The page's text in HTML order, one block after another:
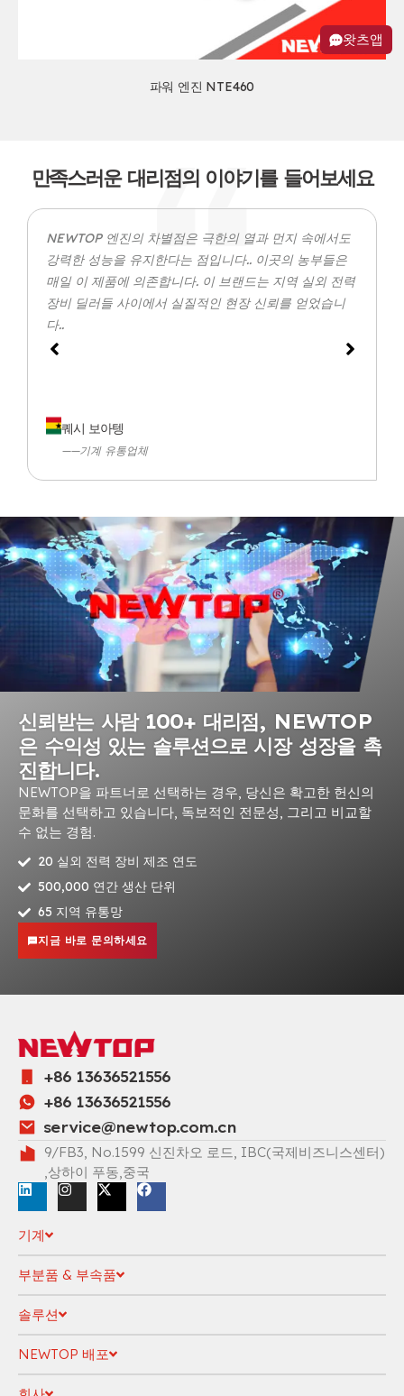
파워 엔진 NTE460
만족스러운 대리점의 이야기를 들어보세요
NEWTOP 엔진의 차별점은 극한의 열과 먼지 속에서도
강력한 성능을 유지한다는 점입니다.. 이곳의 농부들은
매일 이 제품에 의존합니다. 이 브랜드는 지역 실외 전력
장비 딜러들 사이에서 실질적인 현장 신뢰를 얻었습니
다..
퀘시 보아텡
——기계 유통업체
신뢰받는 사람 100+ 대리점, NEWTOP
은 수익성 있는 솔루션으로 시장 성장을 촉
진합니다.
NEWTOP을 파트너로 선택하는 경우, 당신은 확고한 헌신의
문화를 선택하고 있습니다, 독보적인 전문성, 그리고 비교할
수 없는 경험.
20 실외 전력 장비 제조 연도
500,000 연간 생산 단위
65 지역 유통망
지금 바로 문의하세요
+86 13636521556
+86 13636521556
service@newtop.com.cn
9/FB3, No.1599 신진차오 로드, IBC(국제비즈니스센터)
,상하이 푸동,중국
기계
부분품 & 부속품
솔루션
NEWTOP 배포
왓츠앱